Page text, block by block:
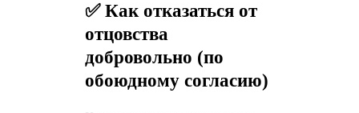
✅ Как отказаться от
отцовства
добровольно (по
обоюдному согласию)